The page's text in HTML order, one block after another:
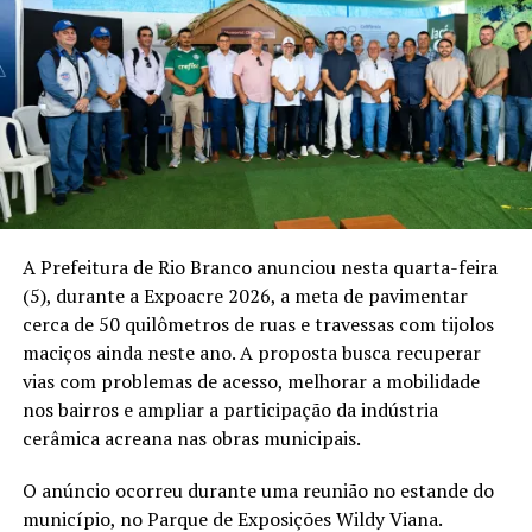
estratégia de comunicação.
O problema começa quando o eleitor passa a confundir
reconhecimento com capacidade.
Uma campanha eficiente pode fazer com que um
candidato seja lembrado. Mas ser lembrado não
responde, por si só, à pergunta mais importante de uma
eleição para o Poder Executivo:quem está preparado
para governar?
Governar um Estado é diferente de legislar. Também é
diferente de atuar como gestor técnico. O governador
administra um orçamento bilionário, coordena
secretarias, lidera milhares de servidores, executa
políticas públicas e responde diretamente pelos
resultados da administração estadual. Já deputados e
senadores exercem funções constitucionais voltadas à
elaboração de leis, fiscalização e representação política.
A Prefeitura de Rio Branco anunciou nesta quarta-feira
(5), durante a Expoacre 2026, a meta de pavimentar
cerca de 50 quilômetros de ruas e travessas com tijolos
maciços ainda neste ano. A proposta busca recuperar
vias com problemas de acesso, melhorar a mobilidade
nos bairros e ampliar a participação da indústria
cerâmica acreana nas obras municipais.
O anúncio ocorreu durante uma reunião no estande do
município, no Parque de Exposições Wildy Viana.